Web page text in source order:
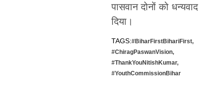
पासवान दोनों को धन्यवाद
दिया।
TAGS:#BiharFirstBihariFirst,
#ChiragPaswanVision,
#ThankYouNitishKumar,
#YouthCommissionBihar